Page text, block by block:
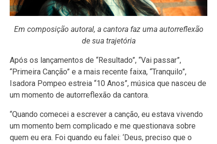
Em composição autoral, a cantora faz uma autorreflexão
de sua trajetória
Após os lançamentos de “Resultado”, “Vai passar”,
“Primeira Canção” e a mais recente faixa, “Tranquilo”,
Isadora Pompeo estreia “10 Anos”, música que nasceu de
um momento de autorreflexão da cantora.
“Quando comecei a escrever a canção, eu estava vivendo
um momento bem complicado e me questionava sobre
quem eu era. Foi quando eu falei: ‘Deus, preciso que o